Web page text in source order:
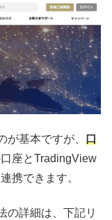
基本ですが、 口
座とTradingView
携できます。
の詳細は、下記リ